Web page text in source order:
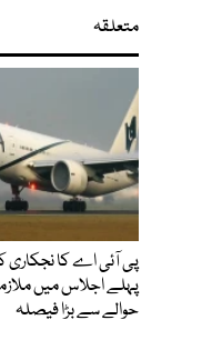
متعلقہ
پی آئی اے کا نجکاری
پہلے اجلاس میں
حوالے سے بڑا فیصلہ